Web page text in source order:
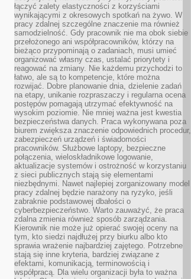
łączyć zalety elastyczności z korzyściami
wynikającymi z okresowych spotkań na żywo. W
pracy zdalnej szczególne znaczenie ma również
samodzielność. Gdy pracownik nie ma obok siebie
przełożonego ani współpracowników, którzy na
bieżąco przypominają o zadaniach, musi umieć
organizować własny czas, ustalać priorytety i
reagować na zmiany. Nie każdemu przychodzi to
łatwo, ale są to kompetencje, które można
rozwijać. Dobre planowanie dnia, dzielenie zadań
na etapy, unikanie rozpraszaczy i regularna ocena
postępów pomagają utrzymać efektywność na
wysokim poziomie. Nie mniej ważna jest kwestia
bezpieczeństwa danych. Praca wykonywana poza
biurem zwiększa znaczenie odpowiednich procedur,
zabezpieczeń urządzeń i świadomości
pracowników. Służbowe laptopy, bezpieczne
połączenia, wieloskładnikowe logowanie,
aktualizacje systemów i ostrożność w korzystaniu
z sieci publicznych stają się elementami
niezbędnymi. Nawet najlepiej zorganizowany model
pracy zdalnej będzie narażony na ryzyko, jeśli
zabraknie podstawowej dbałości o
cyberbezpieczeństwo. Warto zauważyć, że praca
zdalna zmienia również sposób zarządzania.
Kierownik nie może już opierać swojej oceny na
tym, kto siedzi najdłużej przy biurku albo kto
sprawia wrażenie najbardziej zajętego. Potrzebne
stają się inne kryteria, bardziej związane z
efektami, komunikacją, terminowością i
współpracą. Dla wielu organizacji była to ważna